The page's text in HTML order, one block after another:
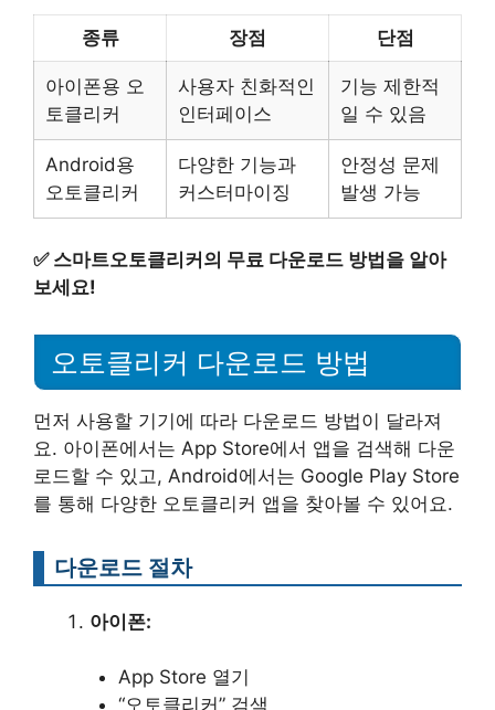
종류 장점 단점
아이폰용 오
토클리커
사용자 친화적인
인터페이스
기능 제한적
일 수 있음
Android용
오토클리커
다양한 기능과
커스터마이징
안정성 문제
발생 가능
✅ 스마트오토클리커의 무료 다운로드 방법을 알아
보세요!
오토클리커 다운로드 방법
먼저 사용할 기기에 따라 다운로드 방법이 달라져
요. 아이폰에서는 App Store에서 앱을 검색해 다운
로드할 수 있고, Android에서는 Google Play Store
를 통해 다양한 오토클리커 앱을 찾아볼 수 있어요.
다운로드 절차
아이폰:
App Store 열기
“오토클리커” 검색